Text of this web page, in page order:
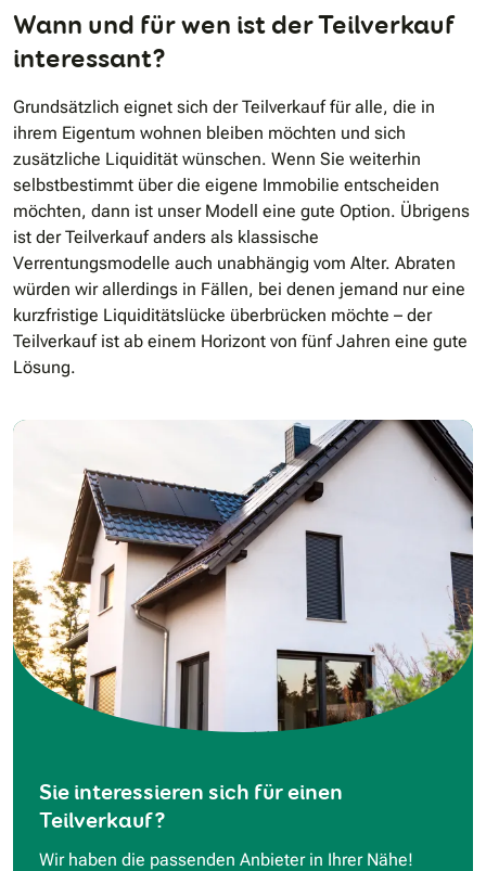
Wann und für wen ist der Teilverkauf
interessant?
Grundsätzlich eignet sich der Teilverkauf für alle, die in
ihrem Eigentum wohnen bleiben möchten und sich
zusätzliche Liquidität wünschen. Wenn Sie weiterhin
selbstbestimmt über die eigene Immobilie entscheiden
möchten, dann ist unser Modell eine gute Option. Übrigens
ist der Teilverkauf anders als klassische
Verrentungsmodelle auch unabhängig vom Alter. Abraten
würden wir allerdings in Fällen, bei denen jemand nur eine
kurzfristige Liquiditätslücke überbrücken möchte – der
Teilverkauf ist ab einem Horizont von fünf Jahren eine gute
Lösung.
Sie interessieren sich für einen
Teilverkauf?
Wir haben die passenden Anbieter in Ihrer Nähe!